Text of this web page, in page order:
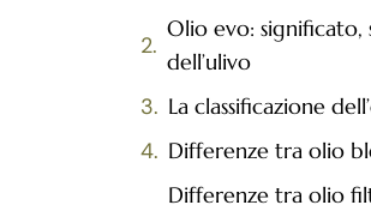
Olio evo: significato,
dell’ulivo
La classificazione
Differenze tra olio
Differenze tra olio